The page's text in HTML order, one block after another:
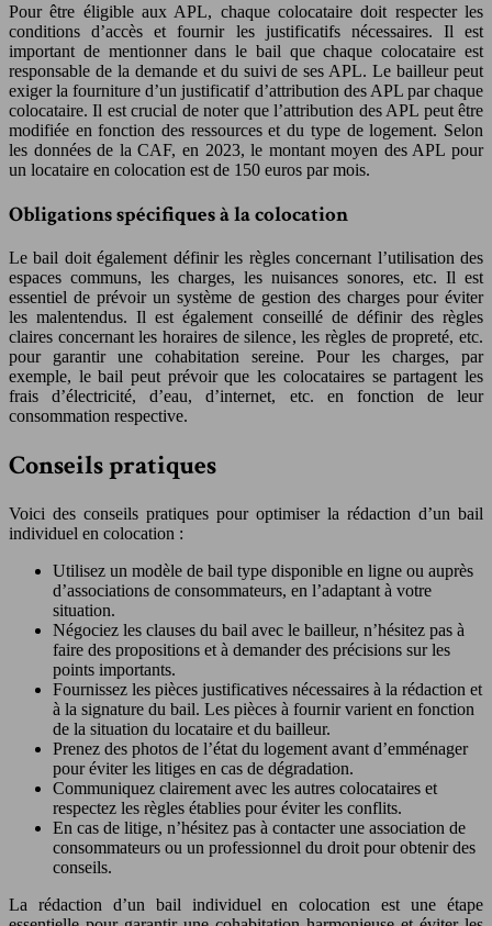
Pour être éligible aux APL, chaque colocataire doit respecter les
conditions d’accès et fournir les justificatifs nécessaires. Il est
important de mentionner dans le bail que chaque colocataire est
responsable de la demande et du suivi de ses APL. Le bailleur peut
exiger la fourniture d’un justificatif d’attribution des APL par chaque
colocataire. Il est crucial de noter que l’attribution des APL peut être
modifiée en fonction des ressources et du type de logement. Selon
les données de la CAF, en 2023, le montant moyen des APL pour
un locataire en colocation est de 150 euros par mois.
Obligations spécifiques à la colocation
Le bail doit également définir les règles concernant l’utilisation des
espaces communs, les charges, les nuisances sonores, etc. Il est
essentiel de prévoir un système de gestion des charges pour éviter
les malentendus. Il est également conseillé de définir des règles
claires concernant les horaires de silence, les règles de propreté, etc.
pour garantir une cohabitation sereine. Pour les charges, par
exemple, le bail peut prévoir que les colocataires se partagent les
frais d’électricité, d’eau, d’internet, etc. en fonction de leur
consommation respective.
Conseils pratiques
Voici des conseils pratiques pour optimiser la rédaction d’un bail
individuel en colocation :
Utilisez un modèle de bail type disponible en ligne ou auprès
d’associations de consommateurs, en l’adaptant à votre
situation.
Négociez les clauses du bail avec le bailleur, n’hésitez pas à
faire des propositions et à demander des précisions sur les
points importants.
Fournissez les pièces justificatives nécessaires à la rédaction et
à la signature du bail. Les pièces à fournir varient en fonction
de la situation du locataire et du bailleur.
Prenez des photos de l’état du logement avant d’emménager
pour éviter les litiges en cas de dégradation.
Communiquez clairement avec les autres colocataires et
respectez les règles établies pour éviter les conflits.
En cas de litige, n’hésitez pas à contacter une association de
consommateurs ou un professionnel du droit pour obtenir des
conseils.
La rédaction d’un bail individuel en colocation est une étape